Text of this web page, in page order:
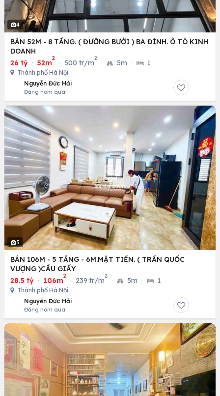
4
BÁN 52M - 8 TẦNG. ( ĐƯỜNG BƯỞI ) BA ĐÌNH. Ô TÔ KINH
DOANH
26 tỷ · 52m
2
· 500 tr/m
2
· 5m · 1
Thành phố Hà Nội
Nguyễn Đức Hải
Đăng hôm qua
5
BÁN 106M - 5 TẦNG - 6M.MẶT TIỀN. ( TRẦN QUỐC
VƯỢNG )CẦU GIẤY
28.5 tỷ · 106m
2
· 239 tr/m
2
· 5m · 1
Thành phố Hà Nội
Nguyễn Đức Hải
Đăng hôm qua